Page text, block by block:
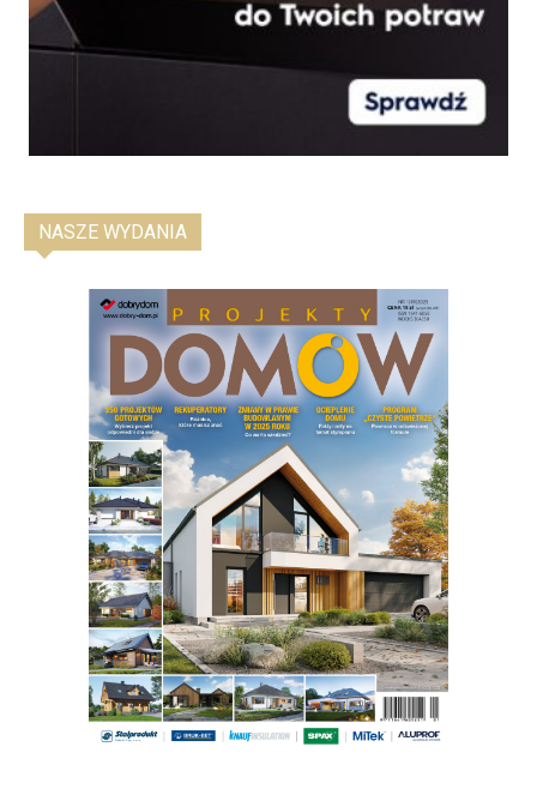
NASZE WYDANIA